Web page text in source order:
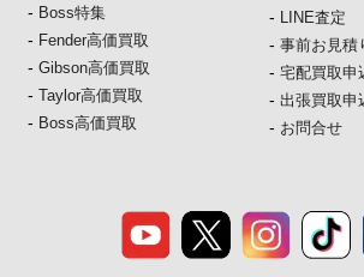
- Boss特集
- Fender高価買取
-Gibson高価買取
-Taylor高価買取
- Boss高価買取
- LINE査定
- 事前お見積
- 宅配買取申
- 出張買取申
- お問合せ